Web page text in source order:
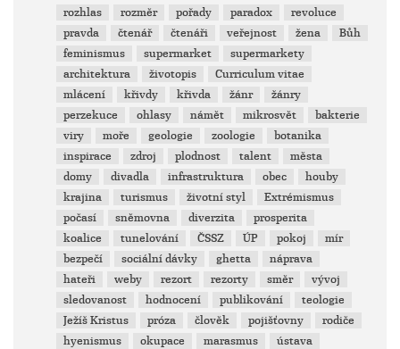
rozhlas
rozměr pořady paradox
revoluce
pravda
čtenář čtenáři veřejnost žena
Bůh
feminismus
supermarket
supermarkety
architektura
životopis
Curriculum vitae
mlácení
křivdy křivda žánr
žánry
perzekuce
ohlasy námět mikrosvět
bakterie
viry
moře geologie zoologie
botanika
inspirace
zdroj plodnost talent
města
domy
divadla infrastruktura obec
houby
krajina
turismus životní styl
Extrémismus
počasí
sněmovna diverzita
prosperita
koalice
tunelování ČSSZ ÚP pokoj
mír
bezpečí
sociální dávky ghetta
náprava
hateři
weby rezort rezorty směr
vývoj
sledovanost
hodnocení publikování
teologie
Ježíš Kristus
próza člověk pojišťovny
rodiče
hyenismus
okupace marasmus
ústava